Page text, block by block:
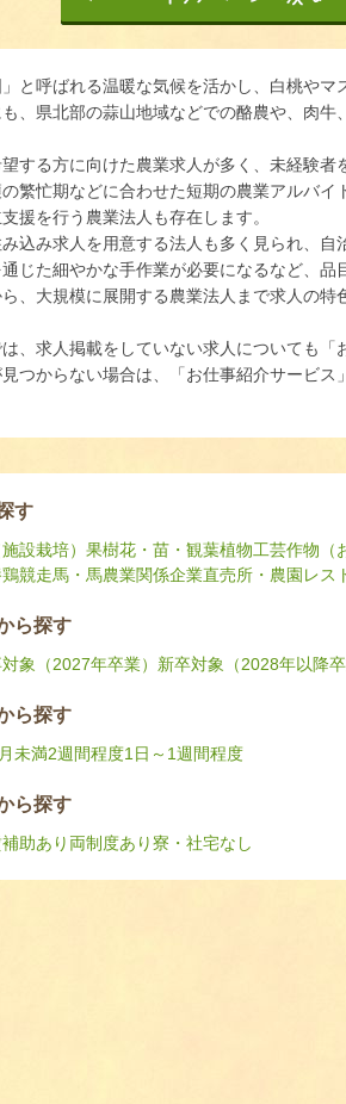
と呼ばれる温暖な気候を活かし、白桃や
、県北部の蒜山地域などでの酪農や、肉
する方に向けた農業求人が多く、未経験
繁忙期などに合わせた短期の農業アルバイ
援を行う農業法人も存在します。
込み求人を用意する法人も多く見られ、
じた細やかな手作業が必要になるなど、
、大規模に展開する農業法人まで求人の
、求人掲載をしていない求人についても
つからない場合は、「お仕事紹介サービ
す
設栽培） 果樹花・苗・観葉植物工芸作物（
競走馬・馬農業関係企業直売所・農園レス
ら探す
象（2027年卒業） 新卒対象（2028年以降卒
ら探す
未満2週間程度1日～1週間程度
ら探す
助あり 両制度あり寮・社宅なし